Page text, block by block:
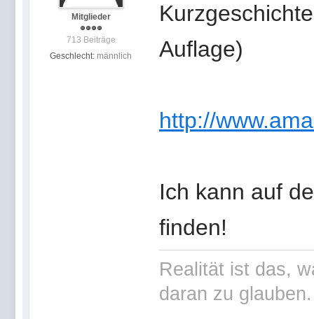
Mitglieder
713 Beiträge
Geschlecht: männlich
Auflage)
http://
Ich kann auf
finden!
Realität ist das,
daran zu